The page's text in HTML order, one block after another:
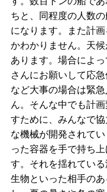
ちと、同程度の人数
になります。また計
かわかりません。天
あります。場合によ
さんにお願いして応
など大事の場合は緊
ん。そんな中でも計
すために、みんなで
な機械が開発されて
った容器を手で持ち
す。それを揺れてい
生物といった相手の